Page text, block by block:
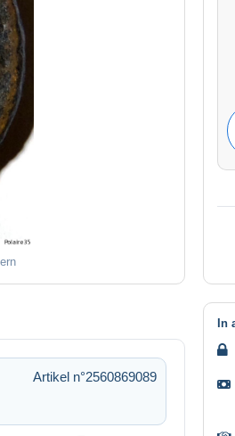
Artikel n°2560869089
In